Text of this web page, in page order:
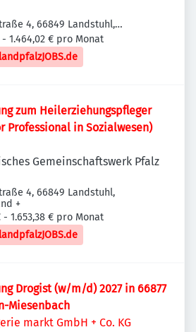
4, 66849 Landstuhl,
- 1.464,02 € pro Monat
zum Heilerziehungspfleger
Professional in Sozialwesen)
Gemeinschaftswerk Pfalz
4, 66849 Landstuhl,
+
- 1.653,38 € pro Monat
Drogist (w/m/d) 2027 in 66877
Miesenbach
markt GmbH + Co. KG